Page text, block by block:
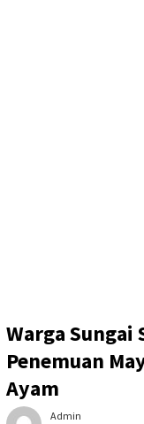
Warga Sungai
Penemuan
Ayam
Admin